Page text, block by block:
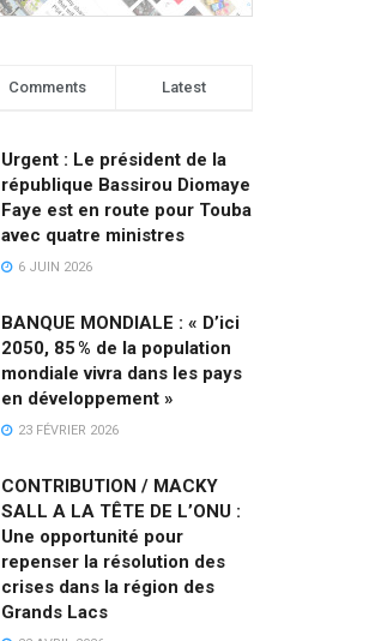
Comments Latest
Urgent : Le président de la
république Bassirou Diomaye
Faye est en route pour Touba
avec quatre ministres
6 JUIN 2026
BANQUE MONDIALE : « D’ici
2050, 85 % de la population
mondiale vivra dans les pays
en développement »
23 FÉVRIER 2026
CONTRIBUTION / MACKY
SALL A LA TÊTE DE L’ONU :
Une opportunité pour
repenser la résolution des
crises dans la région des
Grands Lacs